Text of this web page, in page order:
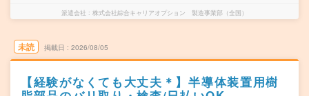
派遣会社 株式会社綜合キャリアオプション 製造事業部（全国）
未読 掲載日 2026/08/05
【経験がなくても大丈夫＊】半導体装置用樹